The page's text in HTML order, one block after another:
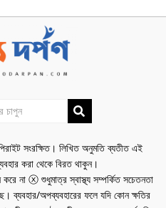
সংরক্ষিত। লিখিত অনুমতি ব্যতীত এই
করা থেকে বিরত থাকুন।
না ⓧ শুধুমাত্র স্বাস্থ্য সম্পর্কিত সচেতনতা
ব্যবহার/অপব্যবহারের ফলে যদি কোন ক্ষতির